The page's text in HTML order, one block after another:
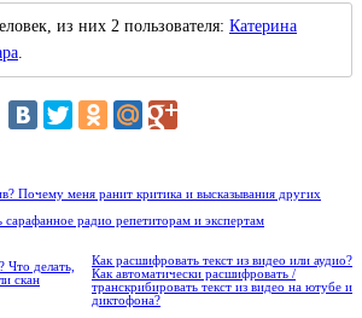
из них 2 пользователя: Катерина
Почему меня ранит критика и высказывания других
сарафанное радио репетиторам и экспертам
делать,
скан
Как расшифровать текст из видео или аудио?
Как автоматически расшифровать /
транскрибировать текст из видео на ютубе и
диктофона?